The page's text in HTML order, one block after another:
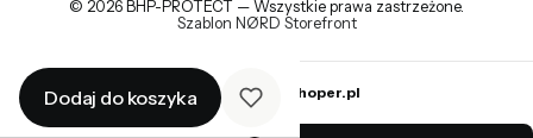
© 2026 BHP-PROTECT — Wszystkie prawa zastrzeżone.
Szablon NØRD Storefront
Sklep internetowy Shoper.pl
Dodaj do koszyka